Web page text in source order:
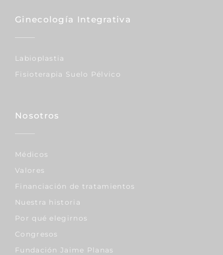
Ginecología Integrativa
Labioplastia
Fisioterapia Suelo Pélvico
Nosotros
Médicos
Valores
Financiación de tratamientos
Nuestra historia
Por qué elegirnos
Congresos
Fundación Jaime Planas